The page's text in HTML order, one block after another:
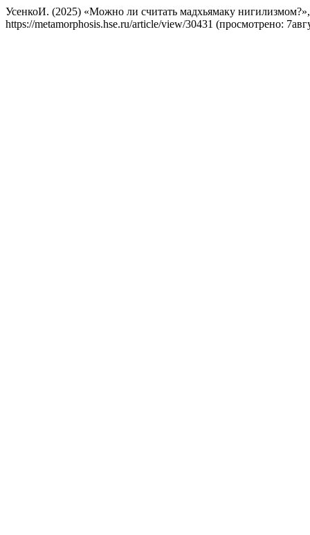
УсенкоИ. (2025) «Можно ли считать мадхьямаку
https://metamorphosis.hse.ru/article/view/30431 (просмотрено: